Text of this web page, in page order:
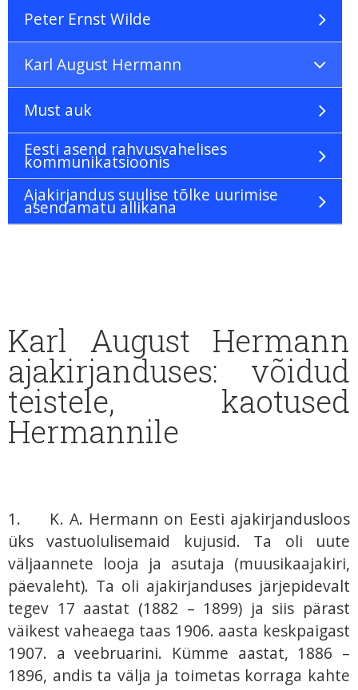
Peter Ernst Wilde
Karl August Hermann
Must auk
Eesti asend rahvusvahelises
kommunikatsioonis
Ajakirjandus suulise tõlke uurimise
asendamatu allikana
Karl August Hermann
ajakirjanduses: võidud
teistele, kaotused
Hermannile
1. K. A. Hermann on Eesti ajakirjandusloos
üks vastuolulisemaid kujusid. Ta oli uute
väljaannete looja ja asutaja (muusikaajakiri,
päevaleht). Ta oli ajakirjanduses järjepidevalt
tegev 17 aastat (1882 – 1899) ja siis pärast
väikest vaheaega taas 1906. aasta keskpaigast
1907. a veebruarini. Kümme aastat, 1886 –
1896, andis ta välja ja toimetas korraga kahte